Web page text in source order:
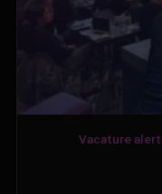
Vacature